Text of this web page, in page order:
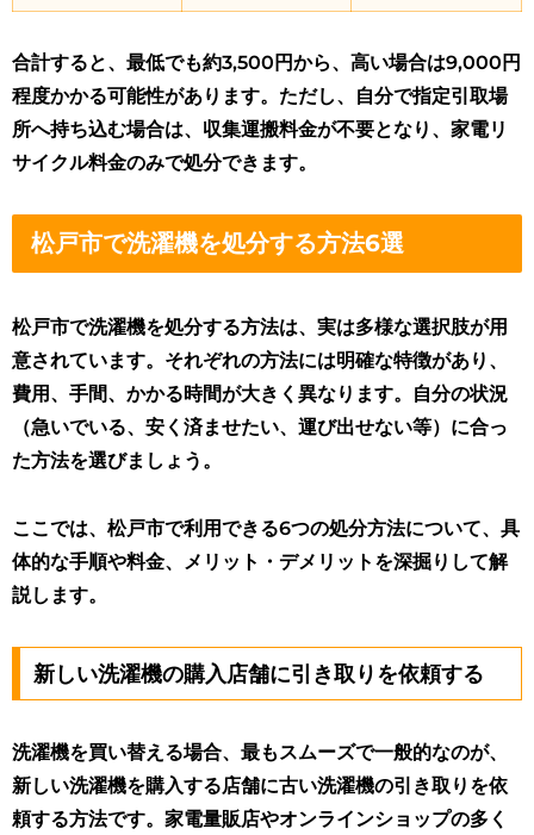
合計すると、最低でも約3,500円から、高い場合は9,000円
程度かかる可能性があります。ただし、自分で指定引取場
所へ持ち込む場合は、収集運搬料金が不要となり、家電リ
サイクル料金のみで処分できます。
松戸市で洗濯機を処分する方法6選
松戸市で洗濯機を処分する方法は、実は多様な選択肢が用
意されています。それぞれの方法には明確な特徴があり、
費用、手間、かかる時間が大きく異なります。自分の状況
（急いでいる、安く済ませたい、運び出せない等）に合っ
た方法を選びましょう。
ここでは、松戸市で利用できる6つの処分方法について、具
体的な手順や料金、メリット・デメリットを深掘りして解
説します。
新しい洗濯機の購入店舗に引き取りを依頼する
洗濯機を買い替える場合、最もスムーズで一般的なのが、
新しい洗濯機を購入する店舗に古い洗濯機の引き取りを依
頼する方法です。家電量販店やオンラインショップの多く